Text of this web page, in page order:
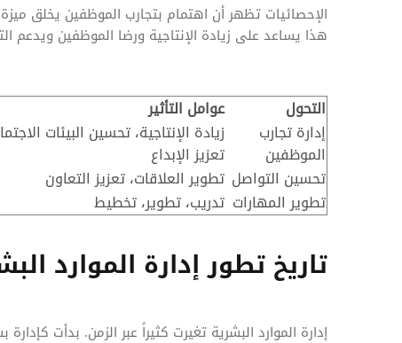
الإحصائيات تظهر أن اهتمام بتجارب الموظفين يخلق
هذا يساعد على زيادة الإنتاجية ورضا الموظفين ويدعم
التحول عوامل التأثير
إدارة تجارب
الموظفين
زيادة الإنتاجية، تحسين البيئات
تعزيز الإبداع
تحسين التواصل تطوير العلاقات، تعزيز التعاون
تطوير المهارات تدريب، تطوير، تخطيط
تاريخ تطور إدارة الموارد
إدارة الموارد البشرية تغيرت كثيراً عبر الزمن. بدأت